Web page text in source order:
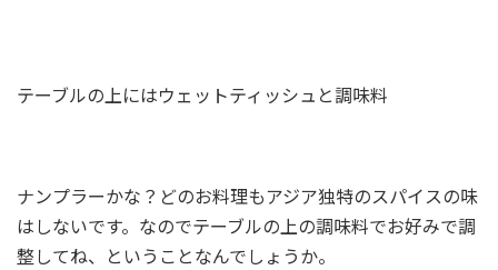
テーブルの上にはウェットティッシュと調味料
ナンプラーかな？どのお料理もアジア独特のスパイスの味
はしないです。なのでテーブルの上の調味料でお好みで調
整してね、ということなんでしょうか。